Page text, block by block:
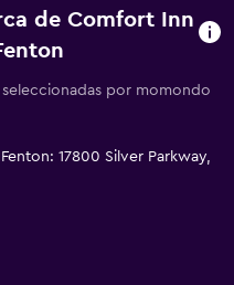
de Comfort Inn
por momondo
17800 Silver Parkway,